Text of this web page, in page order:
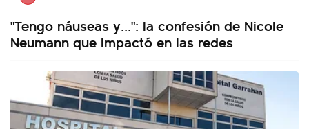
"Tengo náuseas y...": la confesión de Nicole
Neumann que impactó en las redes